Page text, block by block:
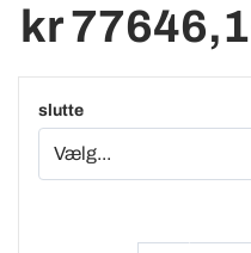
kr
slutte